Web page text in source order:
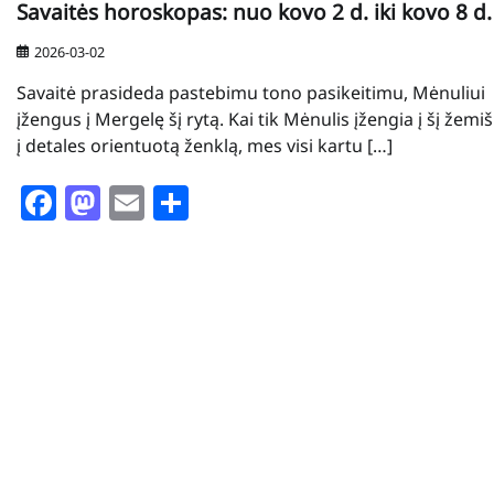
Savaitės horoskopas: nuo kovo 2 d. iki kovo 8 d.
2026-03-02
Savaitė prasideda pastebimu tono pasikeitimu, Mėnuliui
įžengus į Mergelę šį rytą. Kai tik Mėnulis įžengia į šį
į detales orientuotą ženklą, mes visi kartu […]
Facebook
Mastodon
Email